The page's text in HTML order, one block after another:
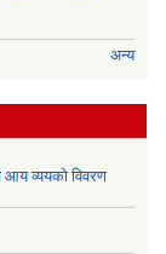
अन्य
व्ययको विवरण